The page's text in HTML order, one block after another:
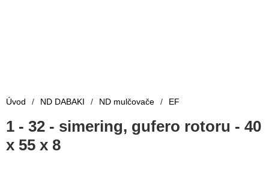
Úvod / ND DABAKI / ND mulčovače / EF
1 - 32 - simering, gufero rotoru - 40
x 55 x 8